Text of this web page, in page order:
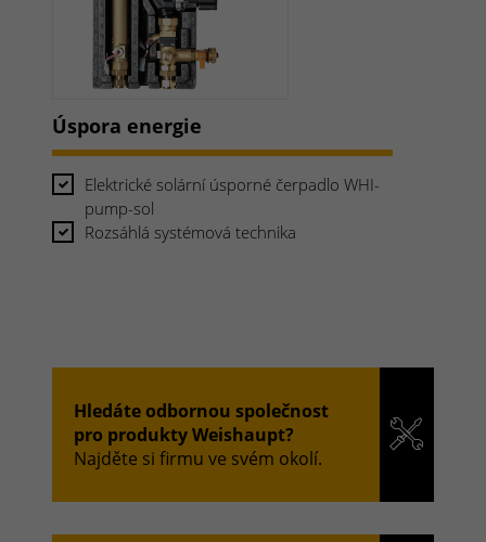
Úspora energie
Elektrické solární úsporné čerpadlo WHI-
pump-sol
Rozsáhlá systémová technika
Hledáte odbornou společnost
pro produkty Weishaupt?
Najděte si firmu ve svém okolí.